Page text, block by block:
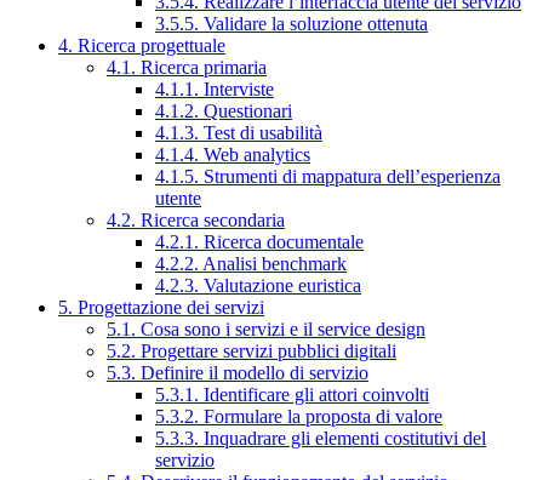
3.5.5. Validare la soluzione ottenuta
4. Ricerca progettuale
4.1. Ricerca primaria
4.1.1. Interviste
4.1.2. Questionari
4.1.3. Test di usabilità
4.1.4. Web analytics
4.1.5. Strumenti di mappatura dell’esperienza
utente
4.2. Ricerca secondaria
4.2.1. Ricerca documentale
4.2.2. Analisi benchmark
4.2.3. Valutazione euristica
5. Progettazione dei servizi
5.1. Cosa sono i servizi e il service design
5.2. Progettare servizi pubblici digitali
5.3. Definire il modello di servizio
5.3.1. Identificare gli attori coinvolti
5.3.2. Formulare la proposta di valore
5.3.3. Inquadrare gli elementi costitutivi del
servizio